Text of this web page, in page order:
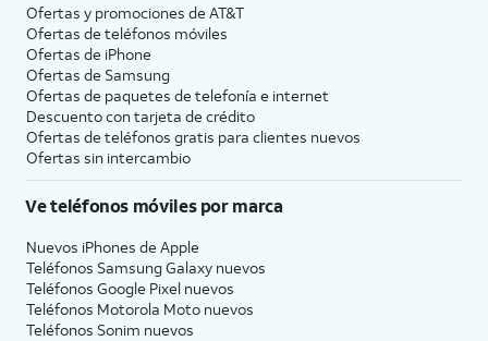
Ofertas y promociones de AT&T
Ofertas de teléfonos móviles
Ofertas de iPhone
Ofertas de Samsung
Ofertas de paquetes de telefonía e internet
Descuento con tarjeta de crédito
Ofertas de teléfonos gratis para clientes nuevos
Ofertas sin intercambio
Ve teléfonos móviles por marca
Nuevos iPhones de Apple
Teléfonos Samsung Galaxy nuevos
Teléfonos Google Pixel nuevos
Teléfonos Motorola Moto nuevos
Teléfonos Sonim nuevos